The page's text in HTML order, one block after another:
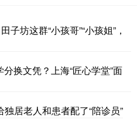
子坊这群“小孩哥”“小孩姐”，
换文凭？上海“匠心学堂”面
居老人和患者配了“陪诊员”